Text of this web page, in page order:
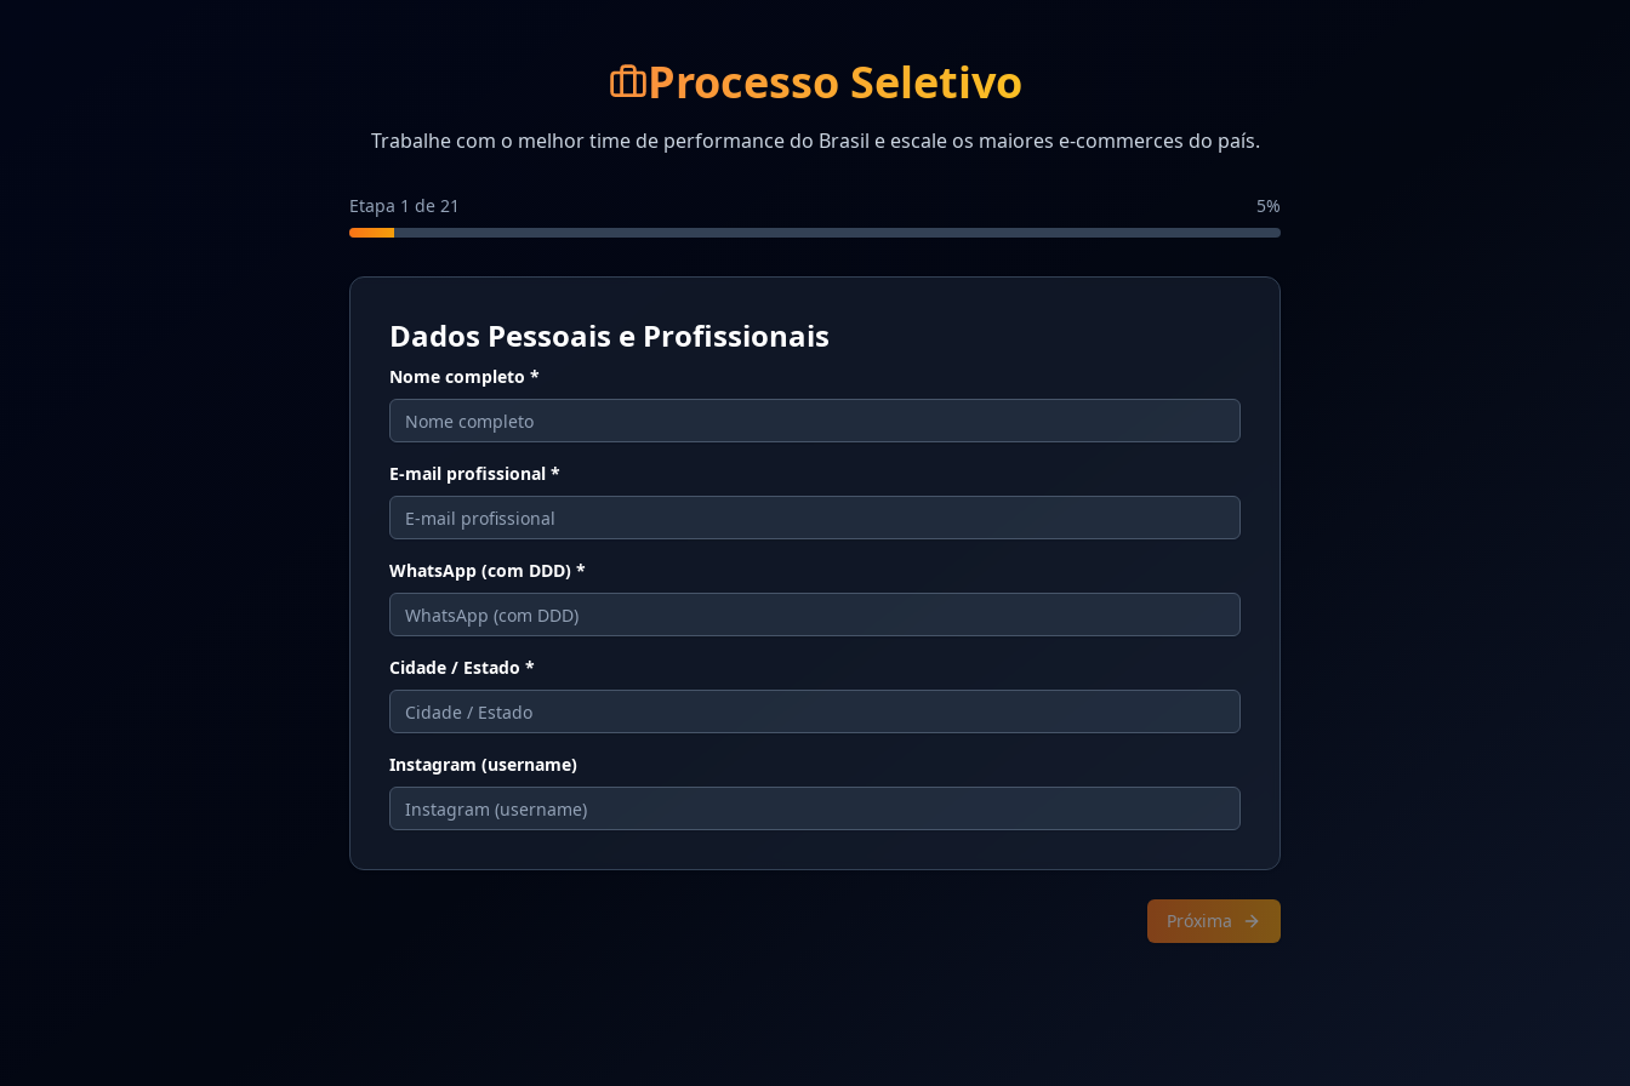
Processo Seletivo
Trabalhe com o melhor time de performance do Brasil e escale os maiores e-commerces do país.
Etapa 1 de 21 5%
Dados Pessoais e Profissionais
Nome completo *
E-mail profissional *
WhatsApp (com DDD) *
Cidade / Estado *
Instagram (username)
Próxima